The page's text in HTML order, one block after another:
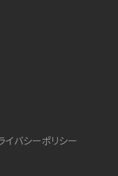
イバシーポリシー